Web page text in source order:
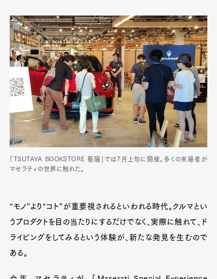
「TSUTAYA BOOKSTORE 菊陽」では7月上旬に開催。多くの来場者が
マセラティの世界に触れた。
“モノ”より“コト”が重要視されるといわれる時代。クルマとい
うプロダクトを目の当たりにするだけでなく、実際に触れて、ド
ライビングをしてみるという体験が、新たな発見を生むので
ある。